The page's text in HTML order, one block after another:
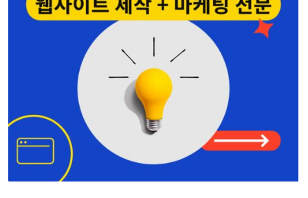
Lynnwood
425-541-8611
나은숙 공인회계사
Edmonds • Seattle
425-744-2742